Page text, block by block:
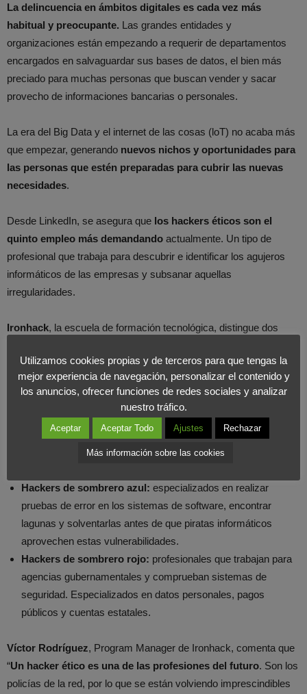
La delincuencia en ámbitos digitales es cada vez más
habitual y preocupante. Las grandes entidades y
organizaciones están empezando a requerir de departamentos
encargados en salvaguardar sus bases de datos, el bien más
preciado para muchas personas que buscan vender y sacar
provecho de informaciones bancarias o personales.
La era del Big Data y el internet de las cosas (loT) no acaba más
que empezar, generando nuevos nichos y oportunidades para
las personas que estén preparadas para cubrir las nuevas
necesidades.
Desde LinkedIn, se asegura que los hackers éticos son el
quinto empleo más demandando actualmente. Un tipo de
profesional que trabaja para descubrir e identificar los agujeros
informáticos de las empresas y subsanar aquellas
irregularidades.
Ironhack, la escuela de formación tecnológica, distingue dos
conocidospiratas informáticos o hackers de sombrero negro
que basan su actividad en sustraer datos e información privada.
Por otro lado, loshackers de sombrero blanco, que hacen
referencia a estos profesionales que buscan proteger éticamente
las marcas y compañías de fraudes o delitos. Dentro de los
hackers de sombrero blanco, encontramos dos tipos:
Hackers de sombrero azul: especializados en realizar
pruebas de error en los sistemas de software, encontrar
lagunas y solventarlas antes de que piratas informáticos
aprovechen estas vulnerabilidades.
Hackers de sombrero rojo: profesionales que trabajan para
agencias gubernamentales y comprueban sistemas de
seguridad. Especializados en datos personales, pagos
públicos y cuentas estatales.
Víctor Rodríguez, Program Manager de Ironhack, comenta que
“Un hacker ético es una de las profesiones del futuro. Son los
policías de la red, por lo que se están volviendo imprescindibles
Utilizamos cookies propias y de terceros para que tengas la
mejor experiencia de navegación, personalizar el contenido y
los anuncios, ofrecer funciones de redes sociales y analizar
nuestro tráfico.
Aceptar Aceptar Todo Ajustes Rechazar
Más información sobre las cookies